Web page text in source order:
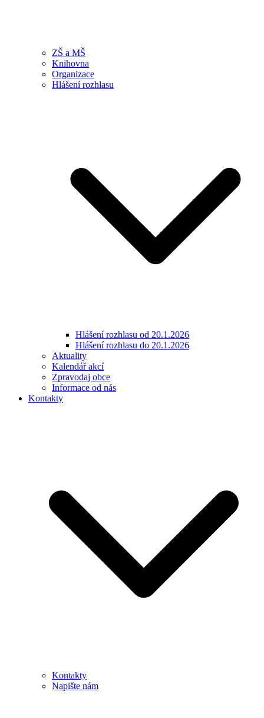
ZŠ a MŠ
Knihovna
Organizace
Hlášení rozhlasu
Hlášení rozhlasu od 20.1.2026
Hlášení rozhlasu do 20.1.2026
Aktuality
Kalendář akcí
Zpravodaj obce
Informace od nás
Kontakty
Kontakty
Napište nám